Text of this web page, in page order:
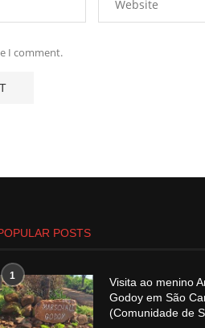
I comment.
POSTS
1
Visita ao menino
Godoy em São
(Comunidade de